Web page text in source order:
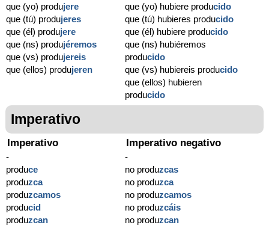
que (yo) produjere
que (tú) produjeres
que (él) produjere
que (ns) produjéremos
que (vs) produjereis
que (ellos) produjeren
que (yo) hubiere producido
que (tú) hubieres producido
que (él) hubiere producido
que (ns) hubiéremos
producido
que (vs) hubiereis producido
que (ellos) hubieren
producido
Imperativo
Imperativo
-
produce
produzca
produzcamos
producid
produzcan
Imperativo negativo
-
no produzcas
no produzca
no produzcamos
no produzcáis
no produzcan